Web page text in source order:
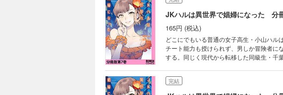
JKハルは異世界で娼婦になった 分
165円 (税込)
どこにでもいる普通の女子高生・小山ハル
チート能力も授けられず、男しか冒険者に
する。同じく現代から転移した同級生・千
界転生小説がついにコミカライズ！ 分冊版
完結